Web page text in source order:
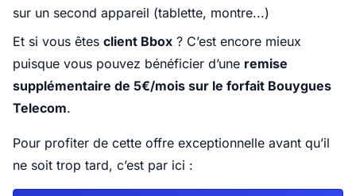
sur un second appareil (tablette, montre...)
Et si vous êtes client Bbox ? C’est encore mieux
puisque vous pouvez bénéficier d’une remise
supplémentaire de 5€/mois sur le forfait Bouygues
Telecom.
Pour profiter de cette offre exceptionnelle avant qu’il
ne soit trop tard, c’est par ici :